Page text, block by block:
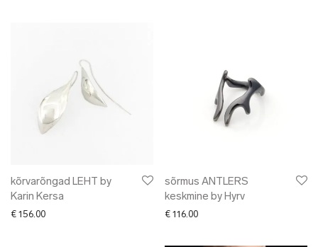
kõrvarõngad LEHT by
Karin Kersa
€ 156.00
sõrmus ANTLERS
keskmine by Hyrv
€ 116.00